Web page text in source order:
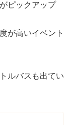
ピックアップ
が高いイベント
ルバスも出てい